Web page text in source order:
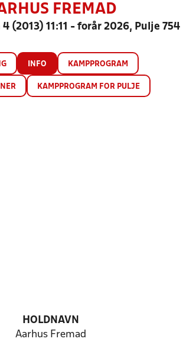
FREMAD
4 (2013) 11:11 - forår 2026, Pulje 754
INFO KAMPPROGRAM
KAMPPROGRAM FOR PULJE
HOLDNAVN
Aarhus Fremad